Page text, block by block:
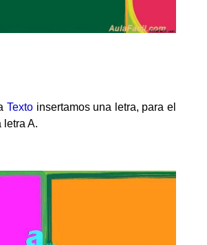
Textoinsertamos una letra, para el
letra A.